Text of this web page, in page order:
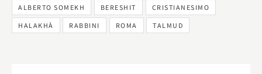
ALBERTO SOMEKH BERESHIT CRISTIANESIMO
HALAKHÀ RABBINI ROMA TALMUD